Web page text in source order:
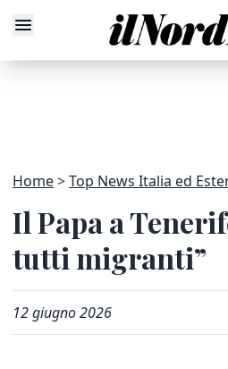
Home Top News Italia ed
Il Papa a
tutti migranti”
12 giugno 2026